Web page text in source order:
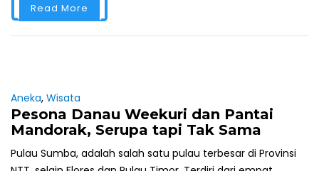
Read More
Aneka, Wisata
Pesona Danau Weekuri dan Pantai
Mandorak, Serupa tapi Tak Sama
Pulau Sumba, adalah salah satu pulau terbesar di Provinsi